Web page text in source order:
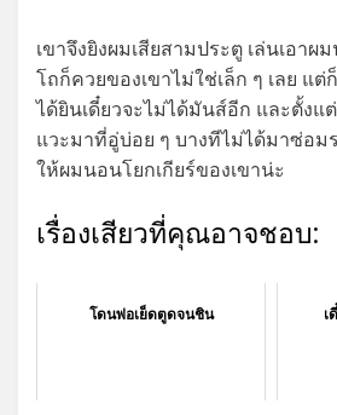
เขาจึงยิงผมเสียสามประตู เล่นเอาผ
โถก็ควยของเขาไม่ใช่เล็ก ๆ เลย แต่
ได้ยินเดี๋ยวจะไม่ได้มันส์อีก และตั้งแ
แวะมาที่อู่บ่อย ๆ บางทีไม่ได้มาซ่อม
ให้ผมนอนโยกเกียร์ของเขาน่ะ
เรื่องเสียวที่คุณอาจชอบ:
โดนพ่อเย็ดตูดจนชิน เ